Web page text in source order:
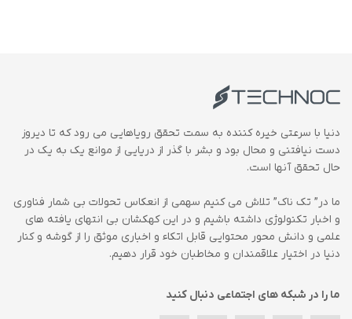
دنیا با سرعتی خیره کننده به سمت تحقق رویاهایی می رود که تا دیروز
دست نیافتنی و محال بود و بشر با گذر از دریایی از موانع یک به یک در
حال تحقق آنها است.
ما در” تک ناک” تلاش می کنیم سهمی از انعکاس تحولات بی شمار فناوری
و اخبار تکنولوژی داشته باشیم و در این کهکشان بی انتهای یافته های
علمی و دانش محور محتوایی قابل اتکاء و اخباری موثق را از گوشه و کنار
دنیا در اختیار علاقمندان و مخاطبان خود قرار دهیم.
ما را در شبکه های اجتماعی دنبال کنید